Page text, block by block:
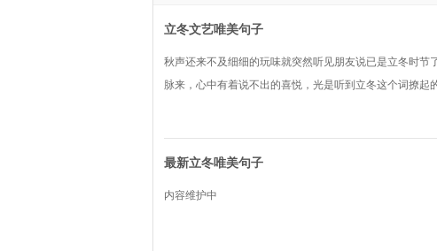
立冬文艺唯美句子
秋声还来不及细细的玩味就突然听见朋友说已是立冬时
脉来，心中有着说不出的喜悦，光是听到立冬这个词撩起
最新立冬唯美句子
内容维护中